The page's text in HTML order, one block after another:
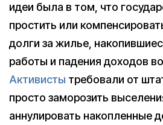
идеи была в том, что
простить или
долги за жилье,
работы и падения доходов
Активисты требовали от
просто заморозить
аннулировать накопленные